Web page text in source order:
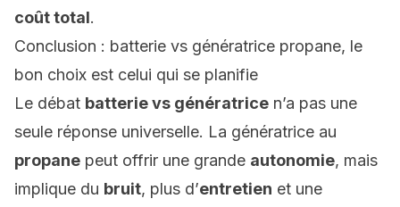
coût total.
Conclusion : batterie vs génératrice propane, le
bon choix est celui qui se planifie
Le débat batterie vs génératrice n’a pas une
seule réponse universelle. La génératrice au
propane peut offrir une grande autonomie, mais
implique du bruit, plus d’entretien et une